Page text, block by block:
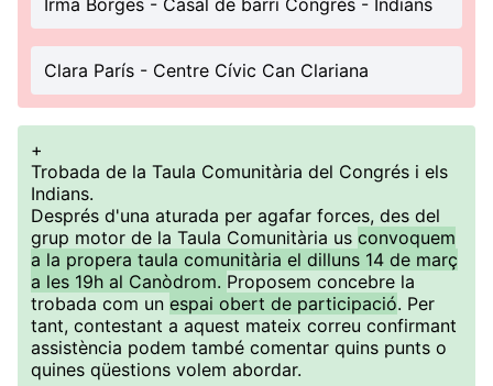
Irma Borges - Casal de barri Congrés - Indians
Clara París - Centre Cívic Can Clariana
+
Trobada de la Taula Comunitària del Congrés i els
Indians.
Després d'una aturada per agafar forces, des del
grup motor de la Taula Comunitària us convoquem
a la propera taula comunitària el dilluns 14 de març
a les 19h al Canòdrom. Proposem concebre la
trobada com un espai obert de participació. Per
tant, contestant a aquest mateix correu confirmant
assistència podem també comentar quins punts o
quines qüestions volem abordar.